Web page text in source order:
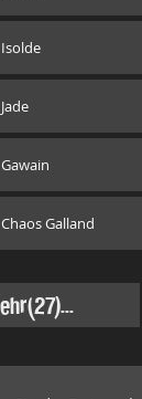
Isolde
Jade
Gawain
Chaos Galland
(27)...